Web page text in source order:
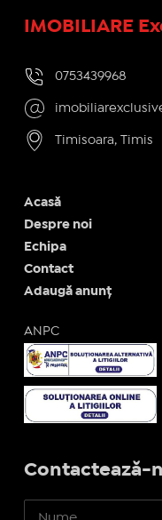
IMOBILIARE
0753439968
Timisoara, Timis
Acasă
Despre noi
Echipa
Contact
Adaugă anunț
ANPC
Contactează-